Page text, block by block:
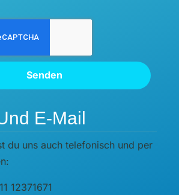
Senden
E-Mail
du uns auch telefonisch und per
12371671